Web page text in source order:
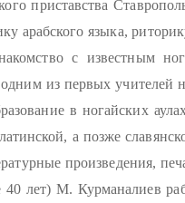
приставства
арабского языка,
с известным
из первых учителей
в ногайских
а позже
произведения,
лет) М. Курманалиев